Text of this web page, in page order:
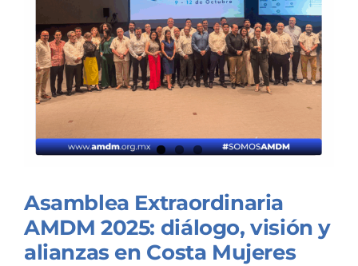
TALLERES
BLOG
Asamblea Extraordinaria
AMDM 2025: diálogo, visión y
alianzas en Costa Mujeres